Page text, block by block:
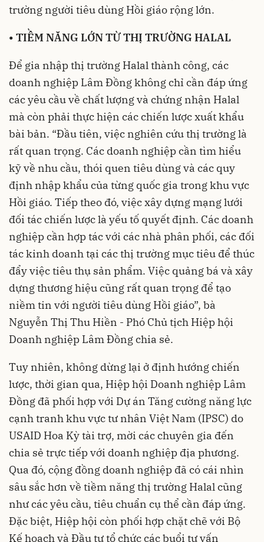
trường người tiêu dùng Hồi giáo rộng lớn.
• TIỀM NĂNG LỚN TỪ THỊ TRƯỜNG HALAL
Để gia nhập thị trường Halal thành công, các
doanh nghiệp Lâm Đồng không chỉ cần đáp ứng
các yêu cầu về chất lượng và chứng nhận Halal
mà còn phải thực hiện các chiến lược xuất khẩu
bài bản. “Đầu tiên, việc nghiên cứu thị trường là
rất quan trọng. Các doanh nghiệp cần tìm hiểu
kỹ về nhu cầu, thói quen tiêu dùng và các quy
định nhập khẩu của từng quốc gia trong khu vực
Hồi giáo. Tiếp theo đó, việc xây dựng mạng lưới
đối tác chiến lược là yếu tố quyết định. Các doanh
nghiệp cần hợp tác với các nhà phân phối, các đối
tác kinh doanh tại các thị trường mục tiêu để thúc
đẩy việc tiêu thụ sản phẩm. Việc quảng bá và xây
dựng thương hiệu cũng rất quan trọng để tạo
niềm tin với người tiêu dùng Hồi giáo”, bà
Nguyễn Thị Thu Hiền - Phó Chủ tịch Hiệp hội
Doanh nghiệp Lâm Đồng chia sẻ.
Tuy nhiên, không dừng lại ở định hướng chiến
lược, thời gian qua, Hiệp hội Doanh nghiệp Lâm
Đồng đã phối hợp với Dự án Tăng cường năng lực
cạnh tranh khu vực tư nhân Việt Nam (IPSC) do
USAID Hoa Kỳ tài trợ, mời các chuyên gia đến
chia sẻ trực tiếp với doanh nghiệp địa phương.
Qua đó, cộng đồng doanh nghiệp đã có cái nhìn
sâu sắc hơn về tiềm năng thị trường Halal cũng
như các yêu cầu, tiêu chuẩn cụ thể cần đáp ứng.
Đặc biệt, Hiệp hội còn phối hợp chặt chẽ với Bộ
Kế hoạch và Đầu tư tổ chức các buổi tư vấn